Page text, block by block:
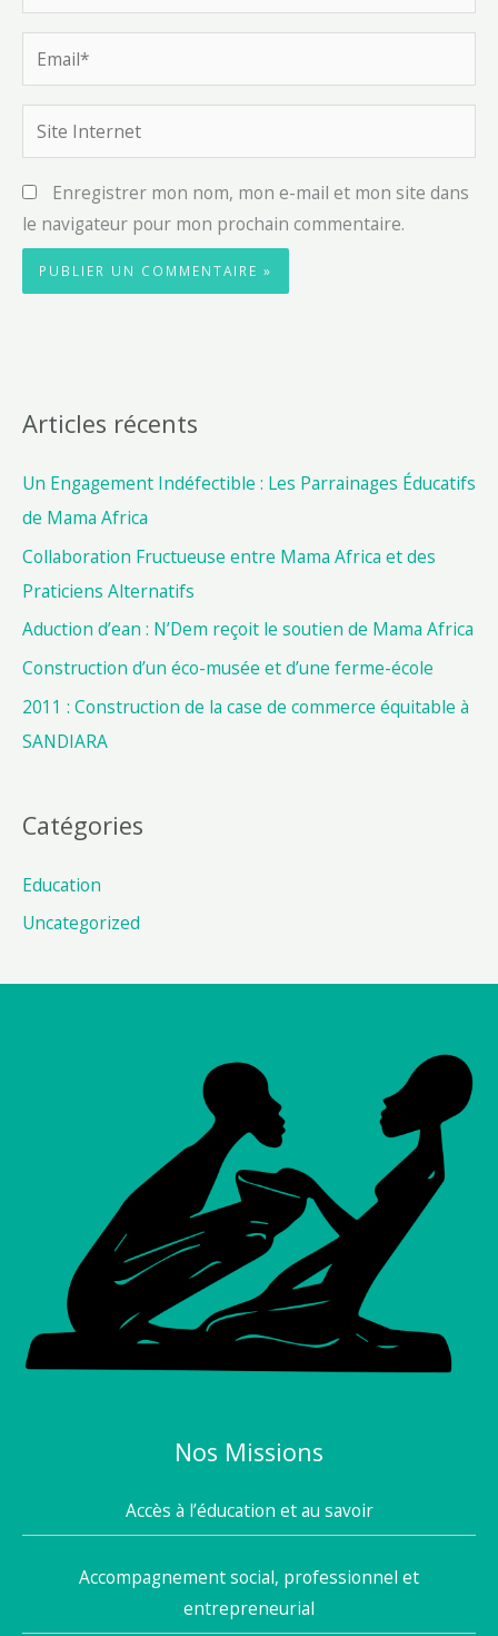
Email*
Site
Enregistrer mon nom, mon e-mail et mon site dans
le navigateur pour mon prochain commentaire.
Articles récents
Un Engagement Indéfectible : Les Parrainages Éducatifs
de Mama Africa
Collaboration Fructueuse entre Mama Africa et des
Praticiens Alternatifs
Aduction d’ean : N’Dem reçoit le soutien de Mama Africa
Construction d’un éco-musée et d’une ferme-école
2011 : Construction de la case de commerce équitable à
SANDIARA
Catégories
Education
Uncategorized
Nos Missions
Accès à l’éducation et au savoir
Accompagnement social, professionnel et
entrepreneurial